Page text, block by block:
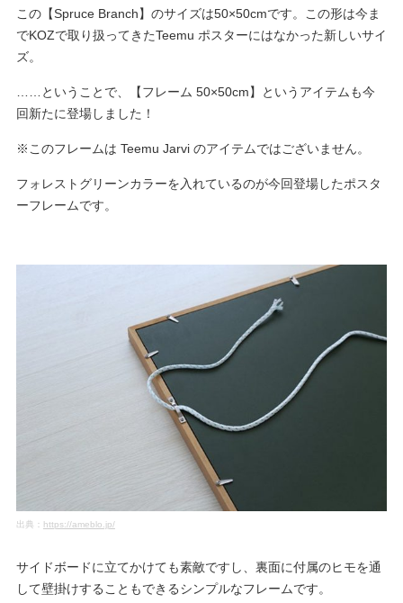
この【Spruce Branch】のサイズは50×50cmです。この形は今ま
でKOZで取り扱ってきたTeemu ポスターにはなかった新しいサイ
ズ。
……ということで、【フレーム 50×50cm】というアイテムも今
回新たに登場しました！
※このフレームは Teemu Jarvi のアイテムではございません。
フォレストグリーンカラーを入れているのが今回登場したポスタ
ーフレームです。
出典： https://ameblo.jp/
サイドボードに立てかけても素敵ですし、裏面に付属のヒモを通
して壁掛けすることもできるシンプルなフレームです。